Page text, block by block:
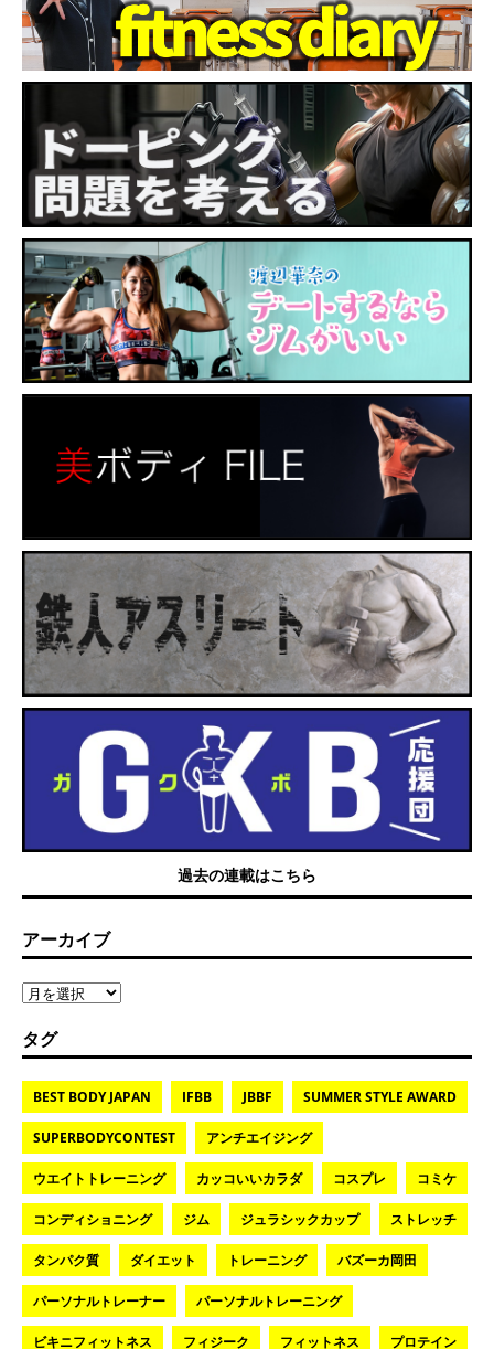
過去の連載はこちら
アーカイブ
タグ
BEST BODY JAPAN IFBB JBBF SUMMER STYLE AWARD
SUPERBODYCONTEST アンチエイジング
ウエイトトレーニング カッコいいカラダ コスプレ コミケ
コンディショニング ジム ジュラシックカップ ストレッチ
タンパク質 ダイエット トレーニング バズーカ岡田
パーソナルトレーナー パーソナルトレーニング
ビキニフィットネス フィジーク フィットネス プロテイン